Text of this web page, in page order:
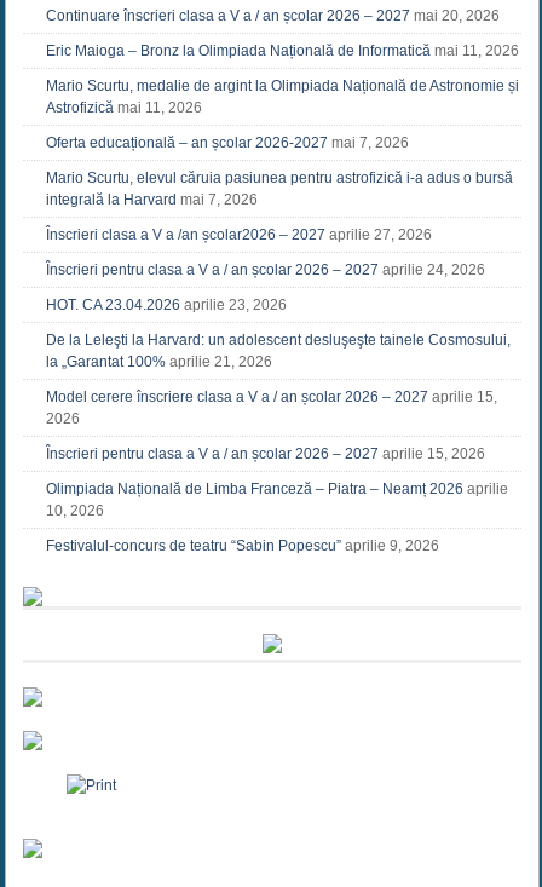
Continuare înscrieri clasa a V a / an școlar 2026 – 2027 mai 20, 2026
Eric Maioga – Bronz la Olimpiada Națională de Informatică mai 11, 2026
Mario Scurtu, medalie de argint la Olimpiada Națională de Astronomie și
Astrofizică mai 11, 2026
Oferta educațională – an școlar 2026-2027 mai 7, 2026
Mario Scurtu, elevul căruia pasiunea pentru astrofizică i-a adus o bursă
integrală la Harvard mai 7, 2026
Înscrieri clasa a V a /an școlar2026 – 2027 aprilie 27, 2026
Înscrieri pentru clasa a V a / an școlar 2026 – 2027 aprilie 24, 2026
HOT. CA 23.04.2026 aprilie 23, 2026
De la Leleşti la Harvard: un adolescent desluşeşte tainele Cosmosului,
la „Garantat 100% aprilie 21, 2026
Model cerere înscriere clasa a V a / an școlar 2026 – 2027 aprilie 15,
2026
Înscrieri pentru clasa a V a / an școlar 2026 – 2027 aprilie 15, 2026
Olimpiada Națională de Limba Franceză – Piatra – Neamț 2026 aprilie
10, 2026
Festivalul-concurs de teatru “Sabin Popescu” aprilie 9, 2026